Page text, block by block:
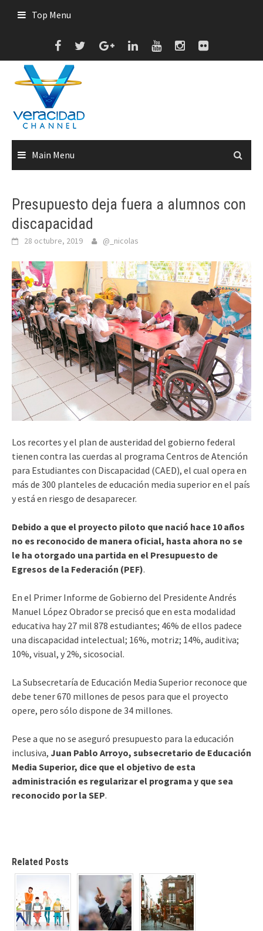
Top Menu
Main Menu
Presupuesto deja fuera a alumnos con
discapacidad
28 octubre, 2019 @_nicolas
Los recortes y el plan de austeridad del gobierno federal
tienen contra las cuerdas al programa Centros de Atención
para Estudiantes con Discapacidad (CAED), el cual opera en
más de 300 planteles de educación media superior en el país
y está en riesgo de desaparecer.
Debido a que el proyecto piloto que nació hace 10 años
no es reconocido de manera oficial, hasta ahora no se
le ha otorgado una partida en el Presupuesto de
Egresos de la Federación (PEF).
En el Primer Informe de Gobierno del Presidente Andrés
Manuel López Obrador se precisó que en esta modalidad
educativa hay 27 mil 878 estudiantes; 46% de ellos padece
una discapacidad intelectual; 16%, motriz; 14%, auditiva;
10%, visual, y 2%, sicosocial.
La Subsecretaría de Educación Media Superior reconoce que
debe tener 670 millones de pesos para que el proyecto
opere, pero sólo dispone de 34 millones.
Pese a que no se aseguró presupuesto para la educación
inclusiva, Juan Pablo Arroyo, subsecretario de Educación
Media Superior, dice que el objetivo de esta
administración es regularizar el programa y que sea
reconocido por la SEP.
Related Posts